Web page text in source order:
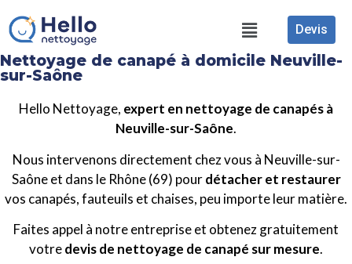
Devis
Nettoyage de canapé à domicile Neuville-
sur-Saône
Hello Nettoyage, expert en nettoyage de canapés à
Neuville-sur-Saône.
Nous intervenons directement chez vous à Neuville-sur-
Saône et dans le Rhône (69) pourdétacher et restaurer
vos canapés, fauteuils et chaises, peu importe leur matière.
Faites appel à notre entreprise et obtenez gratuitement
votredevis de nettoyage de canapé sur mesure.